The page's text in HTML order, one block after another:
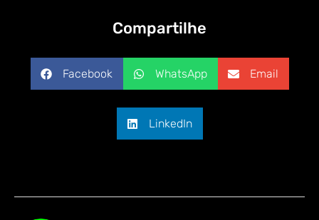
Compartilhe
Facebook WhatsApp Email
LinkedIn